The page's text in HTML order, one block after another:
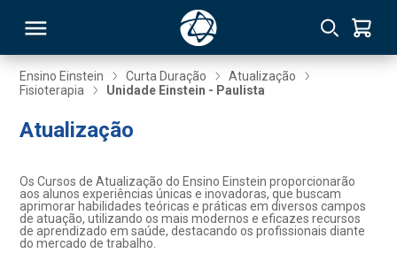
Ensino Einstein Curta Duração
Atualização
Fisioterapia
Unidade Einstein - Paulista
Atualização
Os Cursos de Atualização do Ensino Einstein proporcionarão
aos alunos experiências únicas e inovadoras, que buscam
aprimorar habilidades teóricas e práticas em diversos campos
de atuação, utilizando os mais modernos e eficazes recursos
de aprendizado em saúde, destacando os profissionais diante
do mercado de trabalho.